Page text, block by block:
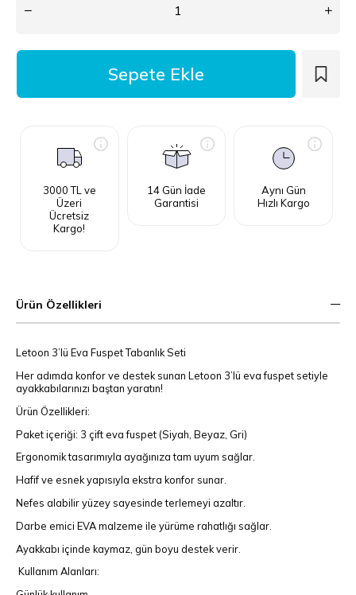
3000 TL ve
Üzeri
Ücretsiz
Kargo!
14 Gün İade
Garantisi
Aynı Gün
Hızlı Kargo
Ürün Özellikleri
Letoon 3’lü Eva Fuspet Tabanlık Seti
Her adımda konfor ve destek sunan Letoon 3’lü eva fuspet setiyle
ayakkabılarınızı baştan yaratın!
Ürün Özellikleri:
Paket içeriği: 3 çift eva fuspet (Siyah, Beyaz, Gri)
Ergonomik tasarımıyla ayağınıza tam uyum sağlar.
Hafif ve esnek yapısıyla ekstra konfor sunar.
Nefes alabilir yüzey sayesinde terlemeyi azaltır.
Darbe emici EVA malzeme ile yürüme rahatlığı sağlar.
Ayakkabı içinde kaymaz, gün boyu destek verir.
Kullanım Alanları: